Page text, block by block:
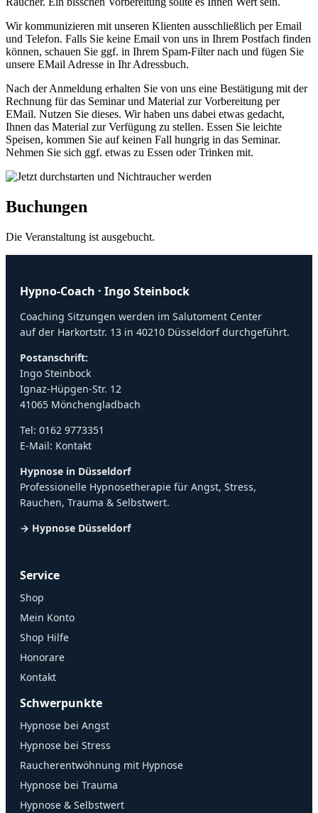
Wir kommunizieren mit unseren Klienten ausschließlich per Email
und Telefon. Falls Sie keine Email von uns in Ihrem Postfach finden
können, schauen Sie ggf. in Ihrem Spam-Filter nach und fügen Sie
unsere EMail Adresse in Ihr Adressbuch.
Nach der Anmeldung erhalten Sie von uns eine Bestätigung mit der
Rechnung für das Seminar und Material zur Vorbereitung per
EMail. Nutzen Sie dieses. Wir haben uns dabei etwas gedacht,
Ihnen das Material zur Verfügung zu stellen. Essen Sie leichte
Speisen, kommen Sie auf keinen Fall hungrig in das Seminar.
Nehmen Sie sich ggf. etwas zu Essen oder Trinken mit.
Buchungen
Die Veranstaltung ist ausgebucht.
Hypno-Coach · Ingo Steinbock
Coaching Sitzungen werden im Salutoment Center
auf der Harkortstr. 13 in 40210 Düsseldorf durchgeführt.
Postanschrift:
Ingo Steinbock
Ignaz-Hüpgen-Str. 12
41065 Mönchengladbach
Tel: 0162 9773351
E-Mail: Kontakt
Hypnose in Düsseldorf
Professionelle Hypnosetherapie für Angst, Stress,
Rauchen, Trauma & Selbstwert.
→ Hypnose Düsseldorf
Service
Shop
Mein Konto
Shop Hilfe
Honorare
Kontakt
Schwerpunkte
Hypnose bei Angst
Hypnose bei Stress
Raucherentwöhnung mit Hypnose
Hypnose bei Trauma
Hypnose & Selbstwert